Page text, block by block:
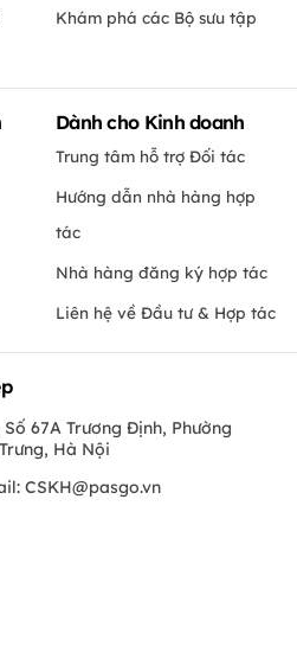
Khám phá các Bộ sưu tập
Dành cho Kinh doanh
Trung tâm hỗ trợ Đối tác
Hướng dẫn nhà hàng hợp
tác
Nhà hàng đăng ký hợp tác
Liên hệ về Đầu tư & Hợp tác
67A Trương Định, Phường
Hà Nội
CSKH@pasgo.vn